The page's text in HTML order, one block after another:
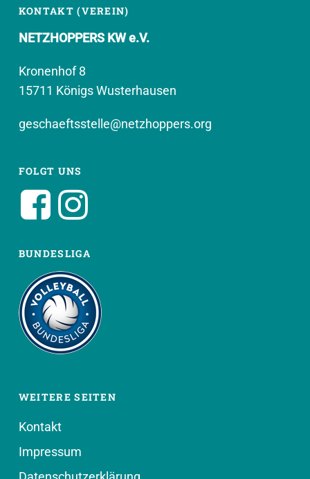
KONTAKT (VEREIN)
NETZHOPPERS KW e.V.
Kronenhof 8
15711 Königs Wusterhausen
geschaeftsstelle@netzhoppers.org
FOLGT UNS
BUNDESLIGA
WEITERE SEITEN
Kontakt
Impressum